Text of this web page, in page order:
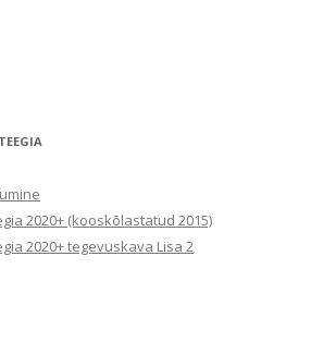
2020+ (kooskõlastatud 2015)
2020+ tegevuskava Lisa 2